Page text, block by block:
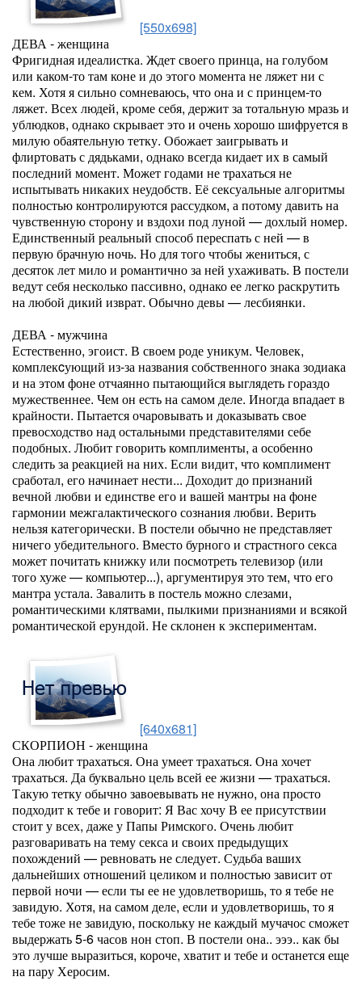
[550x698]
ДЕВА - женщина
Фригидная идеалистка. Ждет своего принца, на голубом
или каком-то там коне и до этого момента не ляжет ни с
кем. Хотя я сильно сомневаюсь, что она и с принцем-то
ляжет. Всех людей, кроме себя, держит за тотальную мразь и
ублюдков, однако скрывает это и очень хорошо шифруется в
милую обаятельную тетку. Обожает заигрывать и
флиртовать с дядьками, однако всегда кидает их в самый
последний момент. Может годами не трахаться не
испытывать никаких неудобств. Её сексуальные алгоритмы
полностью контролируются рассудком, а потому давить на
чувственную сторону и вздохи под луной — дохлый номер.
Единственный реальный способ переспать с ней — в
первую брачную ночь. Но для того чтобы жениться, с
десяток лет мило и романтично за ней ухаживать. В постели
ведут себя несколько пассивно, однако ее легко раскрутить
на любой дикий изврат. Обычно девы — лесбиянки.
ДЕВА - мужчина
Естественно, эгоист. В своем роде уникум. Человек,
комплекcующий из-за названия собственного знака зодиака
и на этом фоне отчаянно пытающийся выглядеть гораздо
мужественнее. Чем он есть на самом деле. Иногда впадает в
крайности. Пытается очаровывать и доказывать свое
превосходство над остальными представителями себе
подобных. Любит говорить комплименты, а особенно
следить за реакцией на них. Если видит, что комплимент
сработал, его начинает нести... Доходит до признаний
вечной любви и единстве его и вашей мантры на фоне
гармонии межгалактического сознания любви. Верить
нельзя категорически. В постели обычно не представляет
ничего убедительного. Вместо бурного и страстного секса
может почитать книжку или посмотреть телевизор (или
того хуже — компьютер...), аргументируя это тем, что его
мантра устала. Завалить в постель можно слезами,
романтическими клятвами, пылкими признаниями и всякой
романтической ерундой. Не склонен к экспериментам.
[640x681]
СКОРПИОН - женщина
Она любит трахаться. Она умеет трахаться. Она хочет
трахаться. Да буквально цель всей ее жизни — трахаться.
Такую тетку обычно завоевывать не нужно, она просто
подходит к тебе и говорит: Я Вас хочу В ее присутствии
стоит у всех, даже у Папы Римского. Очень любит
разговаривать на тему секса и своих предыдущих
похождений — ревновать не следует. Судьба ваших
дальнейших отношений целиком и полностью зависит от
первой ночи — если ты ее не удовлетворишь, то я тебе не
завидую. Хотя, на самом деле, если и удовлетворишь, то я
тебе тоже не завидую, поскольку не каждый мучачос сможет
выдержать 5-6 часов нон стоп. В постели она.. эээ.. как бы
это лучше выразиться, короче, хватит и тебе и останется еще
на пару Херосим.